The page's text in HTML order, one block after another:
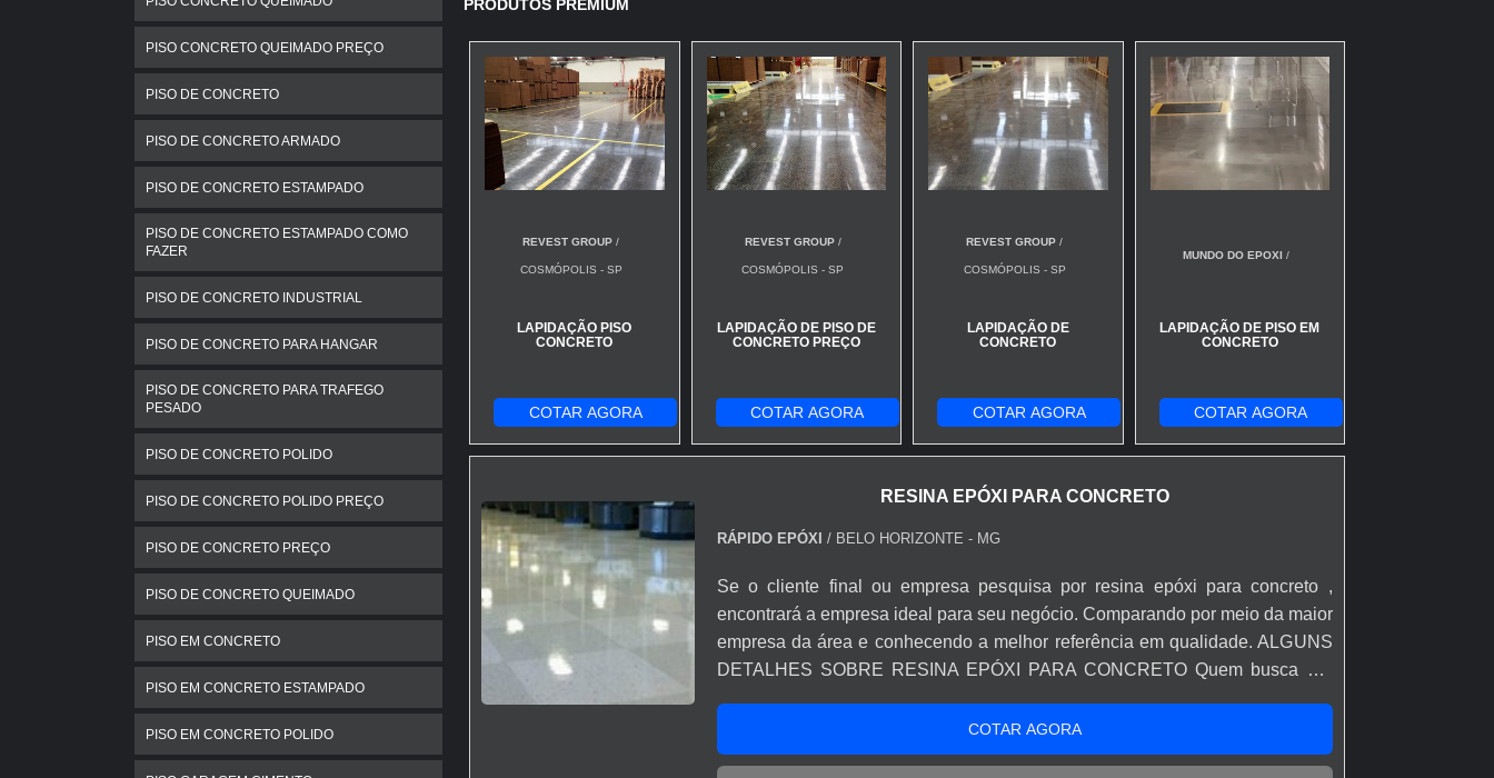
PISO CONCRETO QUEIMADO PREÇO
PISO DE CONCRETO
PISO DE CONCRETO ARMADO
PISO DE CONCRETO ESTAMPADO
PISO DE CONCRETO ESTAMPADO COMO
FAZER
PISO DE CONCRETO INDUSTRIAL
PISO DE CONCRETO PARA HANGAR
PISO DE CONCRETO PARA TRAFEGO
PESADO
PISO DE CONCRETO POLIDO
PISO DE CONCRETO POLIDO PREÇO
PISO DE CONCRETO PREÇO
PISO DE CONCRETO QUEIMADO
PISO EM CONCRETO
PISO EM CONCRETO ESTAMPADO
PISO EM CONCRETO POLIDO
PRODUTOS PREMIUM
REVEST GROUP /
COSMÓPOLIS - SP
LAPIDAÇÃO PISO
CONCRETO
COTAR AGORA
REVEST GROUP/
COSMÓPOLIS - SP
LAPIDAÇÃO DE PISO DE
CONCRETO PREÇO
COTAR AGORA
REVEST GROUP /
COSMÓPOLIS - SP
LAPIDAÇÃO DE
CONCRETO
COTAR AGORA
MUNDO DO EPOXI /
LAPIDAÇÃO DE PISO EM
CONCRETO
COTAR AGORA
RESINA EPÓXI PARA CONCRETO
RÁPIDO EPÓXI / BELO HORIZONTE - MG
Se o cliente final ou empresa pesquisa por resina epóxi para concreto ,
encontrará a empresa ideal para seu negócio. Comparando por meio da maior
empresa da área e conhecendo a melhor referência em qualidade. ALGUNS
DETALHES SOBRE RESINA EPÓXI PARA CONCRETO Quem busca por
serviços, depara com a Rápido Epóxi. É possível encontrar verniz incolor para
piso de cerâmica e verniz para piso de concreto, garantindo a satisfação da
COTAR AGORA